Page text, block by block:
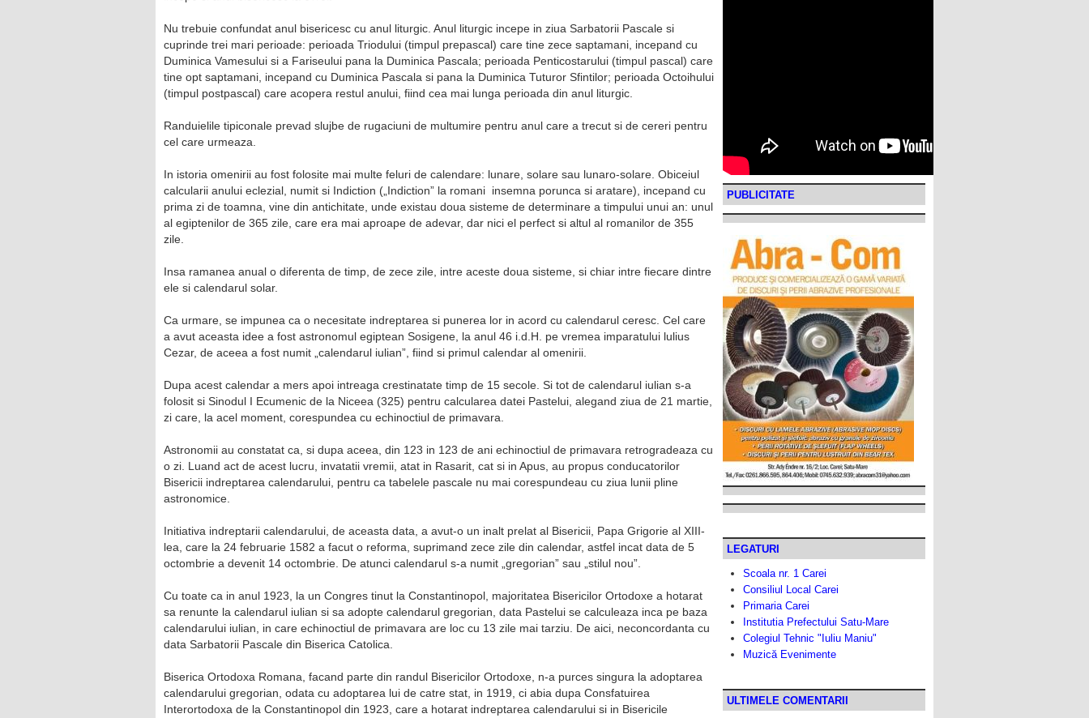
Nu trebuie confundat anul bisericesc cu anul liturgic. Anul liturgic incepe in ziua Sarbatorii Pascale si
cuprinde trei mari perioade: perioada Triodului (timpul prepascal) care tine zece saptamani, incepand cu
Duminica Vamesului si a Fariseului pana la Duminica Pascala; perioada Penticostarului (timpul pascal) care
tine opt saptamani, incepand cu Duminica Pascala si pana la Duminica Tuturor Sfintilor; perioada Octoihului
(timpul postpascal) care acopera restul anului, fiind cea mai lunga perioada din anul liturgic.
Randuielile tipiconale prevad slujbe de rugaciuni de multumire pentru anul care a trecut si de cereri pentru
cel care urmeaza.
In istoria omenirii au fost folosite mai multe feluri de calendare: lunare, solare sau lunaro-solare. Obiceiul
calcularii anului eclezial, numit si Indiction („Indiction” la romani insemna porunca si aratare), incepand cu
prima zi de toamna, vine din antichitate, unde existau doua sisteme de determinare a timpului unui an: unul
al egiptenilor de 365 zile, care era mai aproape de adevar, dar nici el perfect si altul al romanilor de 355
zile.
Insa ramanea anual o diferenta de timp, de zece zile, intre aceste doua sisteme, si chiar intre fiecare dintre
ele si calendarul solar.
Ca urmare, se impunea ca o necesitate indreptarea si punerea lor in acord cu calendarul ceresc. Cel care
a avut aceasta idee a fost astronomul egiptean Sosigene, la anul 46 i.d.H. pe vremea imparatului lulius
Cezar, de aceea a fost numit „calendarul iulian”, fiind si primul calendar al omenirii.
Dupa acest calendar a mers apoi intreaga crestinatate timp de 15 secole. Si tot de calendarul iulian s-a
folosit si Sinodul I Ecumenic de la Niceea (325) pentru calcularea datei Pastelui, alegand ziua de 21 martie,
zi care, la acel moment, corespundea cu echinoctiul de primavara.
Astronomii au constatat ca, si dupa aceea, din 123 in 123 de ani echinoctiul de primavara retrogradeaza cu
o zi. Luand act de acest lucru, invatatii vremii, atat in Rasarit, cat si in Apus, au propus conducatorilor
Bisericii indreptarea calendarului, pentru ca tabelele pascale nu mai corespundeau cu ziua lunii pline
astronomice.
Initiativa indreptarii calendarului, de aceasta data, a avut-o un inalt prelat al Bisericii, Papa Grigorie al XIII-
lea, care la 24 februarie 1582 a facut o reforma, suprimand zece zile din calendar, astfel incat data de 5
octombrie a devenit 14 octombrie. De atunci calendarul s-a numit „gregorian” sau „stilul nou”.
Cu toate ca in anul 1923, la un Congres tinut la Constantinopol, majoritatea Bisericilor Ortodoxe a hotarat
sa renunte la calendarul iulian si sa adopte calendarul gregorian, data Pastelui se calculeaza inca pe baza
calendarului iulian, in care echinoctiul de primavara are loc cu 13 zile mai tarziu. De aici, neconcordanta cu
data Sarbatorii Pascale din Biserica Catolica.
Biserica Ortodoxa Romana, facand parte din randul Bisericilor Ortodoxe, n-a purces singura la adoptarea
calendarului gregorian, odata cu adoptarea lui de catre stat, in 1919, ci abia dupa Consfatuirea
Interortodoxa de la Constantinopol din 1923, care a hotarat indreptarea calendarului si in Bisericile
PUBLICITATE
LEGATURI
Scoala nr. 1 Carei
Consiliul Local Carei
Primaria Carei
Institutia Prefectului Satu-Mare
Colegiul Tehnic "Iuliu Maniu"
Muzică Evenimente
ULTIMELE COMENTARII